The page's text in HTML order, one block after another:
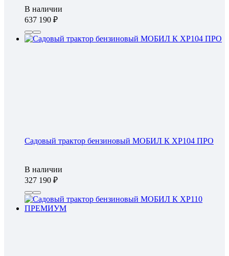
В наличии
637 190
Садовый трактор бензиновый МОБИЛ К XP104 ПРО
В наличии
327 190